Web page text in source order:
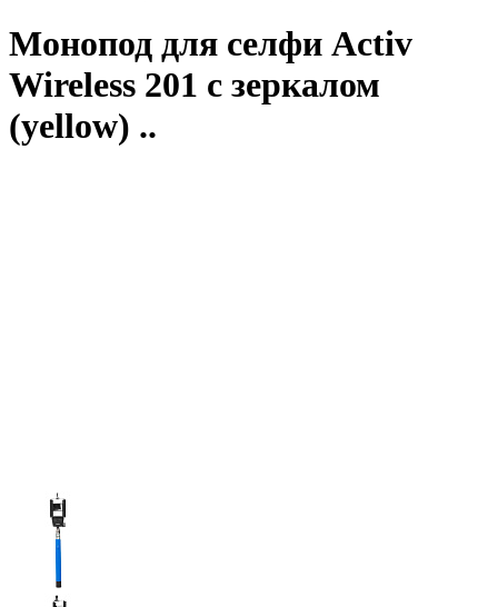
Монопод для селфи Activ
Wireless 201 с зеркалом
(yellow) ..